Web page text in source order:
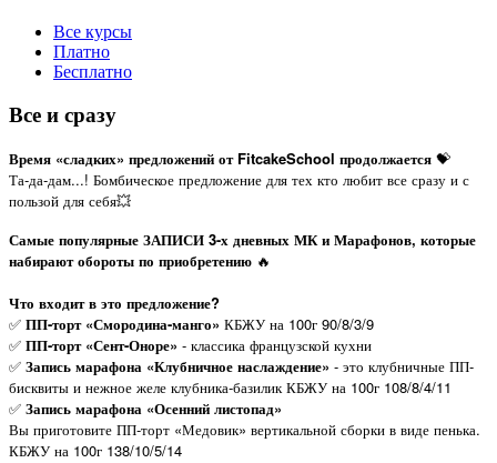
Все курсы
Платно
Бесплатно
Все и сразу
Время «сладких» предложений от FitcakeSchool продолжается 💝
Та-да-дам...! Бомбическое предложение для тех кто любит все сразу и с
пользой для себя💥
Самые популярные ЗАПИСИ 3-х дневных МК и Марафонов, которые
набирают обороты по приобретению 🔥
Что входит в это предложение?
✅ ПП-торт «Смородина-манго» КБЖУ на 100г 90/8/3/9
✅ ПП-торт «Сент-Оноре» - классика французской кухни
✅ Запись марафона «Клубничное наслаждение» - это клубничные ПП-
бисквиты и нежное желе клубника-базилик КБЖУ на 100г 108/8/4/11
✅ Запись марафона «Осенний листопад»
Вы приготовите ПП-торт «Медовик» вертикальной сборки в виде пенька.
КБЖУ на 100г 138/10/5/14